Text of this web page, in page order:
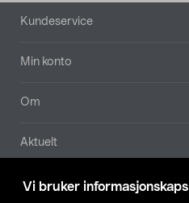
Vi bruker
Bunntekst
Kundeservice
Min konto
Om
Aktuelt
Våre selskaper